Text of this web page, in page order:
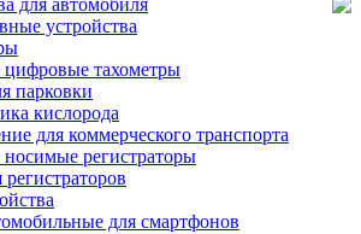
для автомобиля
устройства
тахометры
парковки
кислорода
для коммерческого транспорта
регистраторы
для смартфонов